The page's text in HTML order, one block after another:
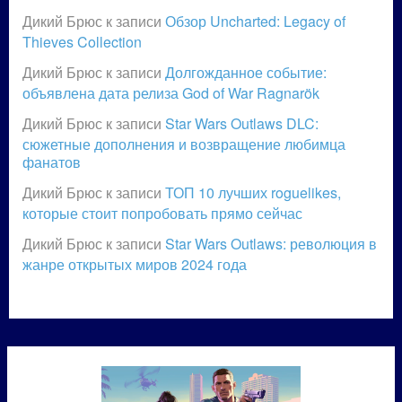
Дикий Брюс к записи Обзор Uncharted: Legacy of
Thieves Collection
Дикий Брюс к записи Долгожданное событие:
объявлена дата релиза God of War Ragnarök
Дикий Брюс к записи Star Wars Outlaws DLC:
сюжетные дополнения и возвращение любимца
фанатов
Дикий Брюс к записи ТОП 10 лучших roguelikes,
которые стоит попробовать прямо сейчас
Дикий Брюс к записи Star Wars Outlaws: революция в
жанре открытых миров 2024 года